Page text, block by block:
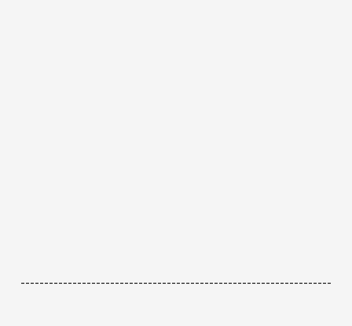
------------------------------------------------------------------